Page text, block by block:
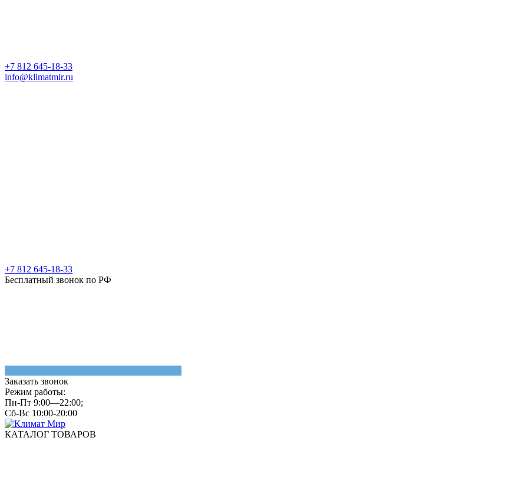
+7 812 645-18-33
info@klimatmir.ru
+7 812 645-18-33
Бесплатный звонок по РФ
Заказать звонок
Режим работы:
Пн-Пт 9:00—22:00;
Сб-Вс 10:00-20:00
КАТАЛОГ ТОВАРОВ